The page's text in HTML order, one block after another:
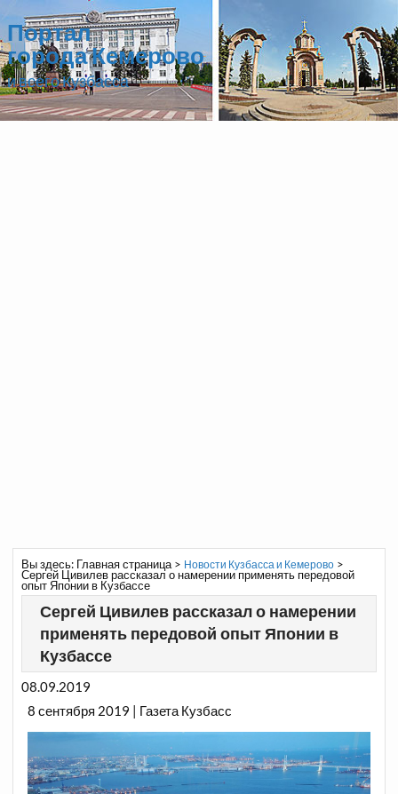
Портал
города Кемерово
и всего Кузбасса
Вы здесь: Главная страница> Новости Кузбасса и Кемерово>
Сергей Цивилев рассказал о намерении применять передовой
опыт Японии в Кузбассе
Сергей Цивилев рассказал о намерении
применять передовой опыт Японии в
Кузбассе
08.09.2019
8 сентября 2019 | Газета Кузбасс